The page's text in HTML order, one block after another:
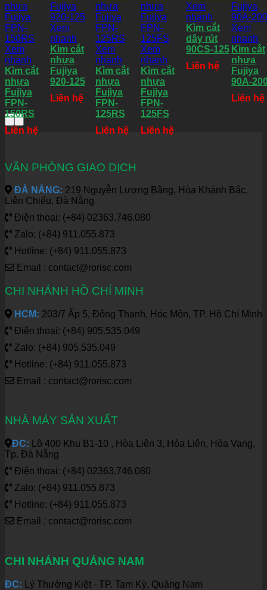
Xem
nhanh
Kìm cắt
nhựa
Fujiya
FPN-
150RS
Liên hệ
Xem
nhanh
Kìm cắt
nhựa
Fujiya
920-125
Liên hệ
Xem
nhanh
Kìm cắt
nhựa
Fujiya
FPN-
125RS
Liên hệ
Xem
nhanh
Kìm cắt
nhựa
Fujiya
FPN-
125FS
Liên hệ
Xem
nhanh
Kìm cắt
dây rút
90CS-125
Liên hệ
Xem
nhanh
Kìm cắt
nhựa
Fujiya
90A-
Liên hệ
VĂN PHÒNG GIAO DỊCH
ĐÀ NẴNG: 219 Nguyễn Lương Bằng, Hòa Khánh Bắc,
Liên Chiểu, Đà Nẵng
Điện thoại: (+84) 02363.746.080
Zalo: (+84) 911.055.873
Hotline: (+84) 911.055.873
Email : contact@rorisc.com
CHI NHÁNH HỒ CHÍ MINH
HCM: 203/7 Ấp 5, Đông Thạnh, Hóc Môn, TP. Hồ Chí Minh
Điện thoại: (+84) 905.535.049
Zalo: (+84) 905.535.049
Hotline: (+84) 911.055.873
Email : contact@rorisc.com
NHÀ MÁY SẢN XUẤT
ĐC: Lô 400 Khu B1-10 , Hòa Liên 3, Hòa Liên, Hòa Vang,
Tp. Đà Nẵng
Điện thoại: (+84) 02363.746.080
Zalo: (+84) 911.055.873
Hotline: (+84) 911.055.873
Email : contact@rorisc.com
CHI NHÁNH QUẢNG NAM
ĐC: Lý Thường Kiệt - TP. Tam Kỳ, Quảng Nam